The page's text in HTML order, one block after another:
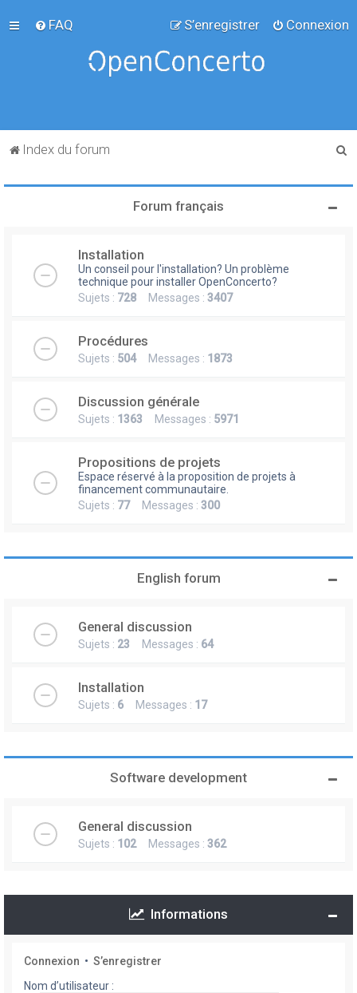
FAQ Connexion
S’enregistrer
Index du forum
Forum français
Installation
Un conseil pour l'installation? Un problème
technique pour installer OpenConcerto?
Sujets : 728 Messages : 3407
Procédures
Sujets : 504Messages : 1873
Discussion générale
Sujets : 1363 Messages : 5971
Propositions de projets
Espace réservé à la proposition de projets à
financement communautaire.
Sujets : 77Messages : 300
English forum
General discussion
Sujets : 23 Messages : 64
Installation
Sujets : 6 Messages : 17
Software development
General discussion
Sujets : 102Messages : 362
Informations
Connexion • S’enregistrer
Nom d’utilisateur :